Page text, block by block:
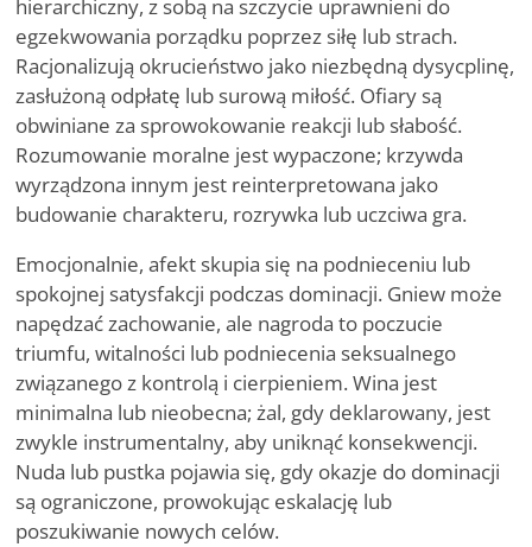
hierarchiczny, z sobą na szczycie uprawnieni do
egzekwowania porządku poprzez siłę lub strach.
Racjonalizują okrucieństwo jako niezbędną dysycplinę,
zasłużoną odpłatę lub surową miłość. Ofiary są
obwiniane za sprowokowanie reakcji lub słabość.
Rozumowanie moralne jest wypaczone; krzywda
wyrządzona innym jest reinterpretowana jako
budowanie charakteru, rozrywka lub uczciwa gra.
Emocjonalnie, afekt skupia się na podnieceniu lub
spokojnej satysfakcji podczas dominacji. Gniew może
napędzać zachowanie, ale nagroda to poczucie
triumfu, witalności lub podniecenia seksualnego
związanego z kontrolą i cierpieniem. Wina jest
minimalna lub nieobecna; żal, gdy deklarowany, jest
zwykle instrumentalny, aby uniknąć konsekwencji.
Nuda lub pustka pojawia się, gdy okazje do dominacji
są ograniczone, prowokując eskalację lub
poszukiwanie nowych celów.